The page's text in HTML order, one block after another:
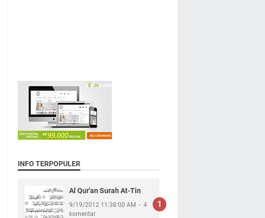
INFO TERPOPULER
Al Qur'an Surah At-Tin
9/19/2012 11:38:00 AM
4
komentar